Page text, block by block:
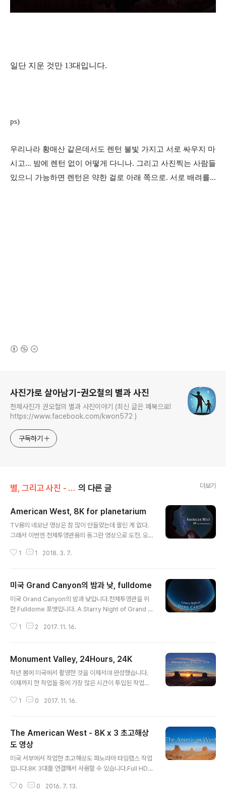
일단 지운 것만 13대입니다.
ps)
우리나라 황매산 같은데서도 렌턴 불빛 가지고 서로 싸우지 마
시고... 밤에 렌턴 없이 어떻게 다니나. 그리고 사진찍는 사람들
있으니 가능하면 렌턴은 약한 걸로 아래 쪽으로. 서로 배려를...
사진가로 살아남기-권오철의 별과 사진
천체사진가 권오철의 별과 사진이야기 (최신 글은 페북으로!
https://www.facebook.com/kwon572 )
구독하기
별, 그리고 사진 - 국외/북미 대륙과 하와이 의 다른 글 더보기
American West, 8K for planetarium
TV용의 네모난 영상은 참 많이 만들었는데 팔린 게 없다.
그래서 이번엔 천체투영관용의 동그란 영상으로 도전. 오
칭. 8K 영상.
1 1 2018. 3. 7.
미국 Grand Canyon의 밤과 낮, fulldome
미국 Grand Canyon의 밤과 낮입니다.천체투영관을 위
한 Fulldome 포맷입니다. A Starry Night of Grand C
1 2 2017. 11. 16.
Monument Valley, 24Hours, 24K
작년 봄에 미국에서 촬영한 것을 이제서야 완성했습니다.
이제까지 한 작업들 중에 가장 많은 시간이 투입된 작업이
중에서 그나마 상황이 가장 좋았던 날의 촬영분을 작업했
에 후반 작업으로 노출을 또 맞추는 작업을 해야 합니다. 물
론 스티칭 작업도 해야하고요.게다가 HDR 촬영이라 브라
케팅으로 3장씩 노출을 줘서 스티칭 뿐 아니라 HDR 작업
이 그 승수 만큼 더 들어가야 합니다.물론 이게 또 끝이 아
에 찍었지만 일 년이 더 지나서야 마무리할 수 있었습니다.
1 0 2017. 11. 16.
The American West - 8K x 3 초고해상
도 영상
미국 서부에서 작업한 초고해상도 파노라마 타임랩스 작업
입니다.8K 3대를 연결해서 사용할 수 있습니다.Full HD
와 같이 8K TV 3대를 연결해서 사용하거나, 21:9 wide
0 0 2016. 7. 13.